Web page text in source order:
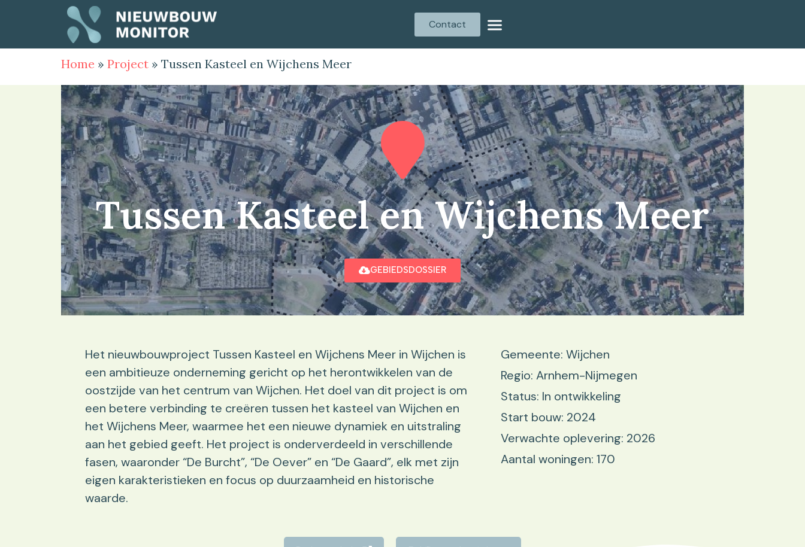
Contact
Home » Project » Tussen Kasteel en Wijchens Meer
Tussen Kasteel en Wijchens Meer
GEBIEDSDOSSIER
Het nieuwbouwproject Tussen Kasteel en Wijchens Meer in Wijchen is
een ambitieuze onderneming gericht op het herontwikkelen van de
oostzijde van het centrum van Wijchen. Het doel van dit project is om
een betere verbinding te creëren tussen het kasteel van Wijchen en
het Wijchens Meer, waarmee het een nieuwe dynamiek en uitstraling
aan het gebied geeft. Het project is onderverdeeld in verschillende
fasen, waaronder “De Burcht”, “De Oever” en “De Gaard”, elk met zijn
eigen karakteristieken en focus op duurzaamheid en historische
waarde​​.
Gemeente: Wijchen
Regio: Arnhem-Nijmegen
Status: In ontwikkeling
Start bouw: 2024
Verwachte oplevering: 2026
Aantal woningen: 170